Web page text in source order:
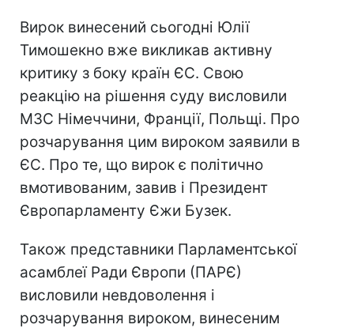
Вирок винесений сьогодні Юлії
Тимошекно вже викликав активну
критику з боку країн ЄС. Свою
реакцію на рішення суду висловили
МЗС Німеччини, Франції, Польщі. Про
розчарування цим вироком заявили в
ЄС. Про те, що вирок є політично
вмотивованим, завив і Президент
Європарламенту Єжи Бузек.
Також представники Парламентської
асамблеї Ради Європи (ПАРЄ)
висловили невдоволення і
розчарування вироком, винесеним